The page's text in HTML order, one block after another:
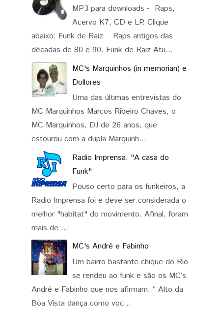
MP3 para downloads - Raps,
Acervo K7, CD e LP. Clique
abaixo: Funk de Raiz Raps antigos das
décadas de 80 e 90. Funk de Raiz Atu...
MC's Marquinhos (in memorian) e
Dollores
Uma das últimas entrevistas do
MC Marquinhos Marcos Ribeiro Chaves, o
MC Marquinhos, DJ de 26 anos, que
estourou com a dupla Marquinh...
Radio Imprensa: "A casa do
Funk"
Pouso certo para os funkeiros, a
Radio Imprensa foi e deve ser considerada o
melhor "habitat" do movimento. Afinal, foram
mais de ...
MC's André e Fabinho
Um bairro bastante chique do Rio
se rendeu ao funk e são os MC’s
André e Fabinho que nos afirmam: “ Alto da
Boa Vista dança como voc...